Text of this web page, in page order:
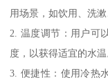
用场景，如饮用、洗漱
2. 温度调节：用户可
度，以获得适宜的水温
3. 便捷性：使用冷热